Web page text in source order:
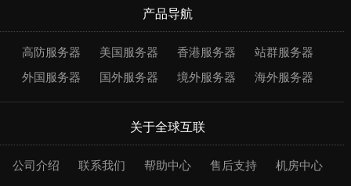
产品导航
高防服务器 美国服务器 香港服务器
站群服务器
外国服务器
国外服务器 境外服务器 海外服务器
关于全球互联
公司介绍 联系我们 帮助中心 售后支持 机房中心